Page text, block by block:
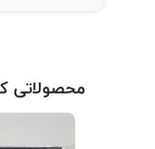
محصولاتی